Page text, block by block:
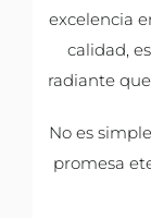
excelencia
calidad,
radiante
No es
promesa